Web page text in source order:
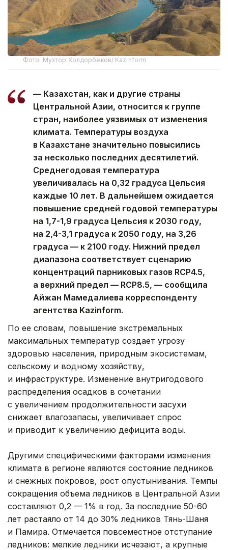
Фото: Мухтор Холдорбеков/ Kazinform
— Казахстан, как и другие страны
Центральной Азии, относится к группе
стран, наиболее уязвимых от изменения
климата. Температуры воздуха
в Казахстане значительно повысились
за несколько последних десятилетий.
Среднегодовая температура
увеличивалась на 0,32 градуса Цельсия
каждые 10 лет. В дальнейшем ожидается
повышение средней годовой температуры
на 1,7-1,9 градуса Цельсия к 2030 году,
на 2,4-3,1 градуса к 2050 году, на 3,26
градуса — к 2100 году. Нижний предел
диапазона соответствует сценарию
концентраций парниковых газов RCP4.5,
а верхний предел — RCP8.5, — сообщила
Айжан Мамедалиева корреспонденту
агентства Kazinform.
По ее словам, повышение экстремальных
максимальных температур создает угрозу
здоровью населения, природным экосистемам,
сельскому и водному хозяйству,
и инфраструктуре. Изменение внутригодового
распределения осадков в сочетании
с увеличением продолжительности засухи
снижает влагозапасы, увеличивает спрос
и приводит к увеличению дефицита воды.
Другими специфическими факторами изменения
климата в регионе являются состояние ледников
и снежных покровов, рост опустынивания. Темпы
сокращения объема ледников в Центральной Азии
составляют 0,2 — 1% в год. За последние 50-60
лет растаяло от 14 до 30% ледников Тянь-Шаня
и Памира. Отмечается повсеместное отступание
ледников: мелкие ледники исчезают, а крупные